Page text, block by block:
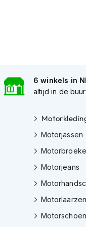
6 winkels in
altijd in de
Motorjassen
Motorjeans
Motorlaarzen